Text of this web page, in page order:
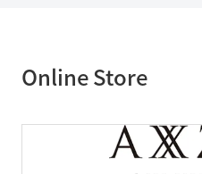
Online Store